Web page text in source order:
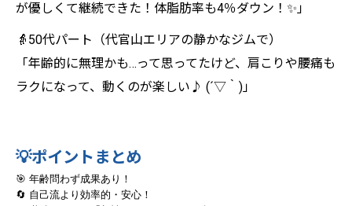
が優しくて継続できた！体脂肪率も4％ダウン！✨」
👵50代パート（代官山エリアの静かなジムで）
「年齢的に無理かも…って思ってたけど、肩こりや腰痛も
ラクになって、動くのが楽しい♪ (´▽｀)」
💡ポイントまとめ
🎯 年齢問わず成果あり！
🔄 自己流より効率的・安心！